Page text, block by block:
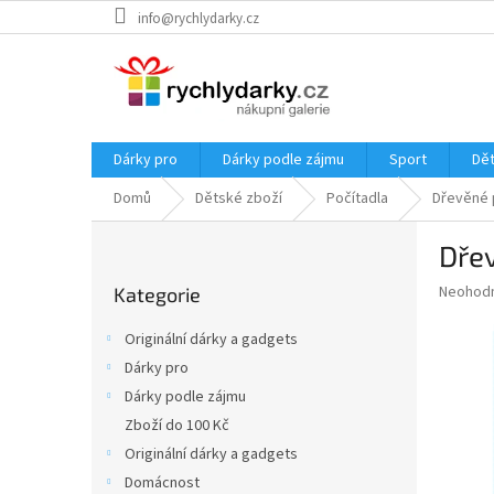
na
info@rychlydarky.cz
Dárky pro Dárky podle zájmu Sport
Domů
Dětské zboží Počítadla Dřevěné
kategorie
Kategorie
Originální dárky a gadgets
Dárky pro
Dárky podle zájmu
Zboží do 100 Kč
Originální dárky a gadgets
Domácnost